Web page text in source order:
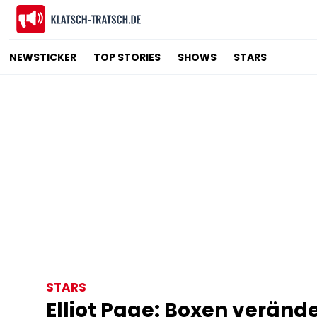
NEWSTICKER TOP STORIES SHOWS STARS
STARS
Elliot Page: Boxen